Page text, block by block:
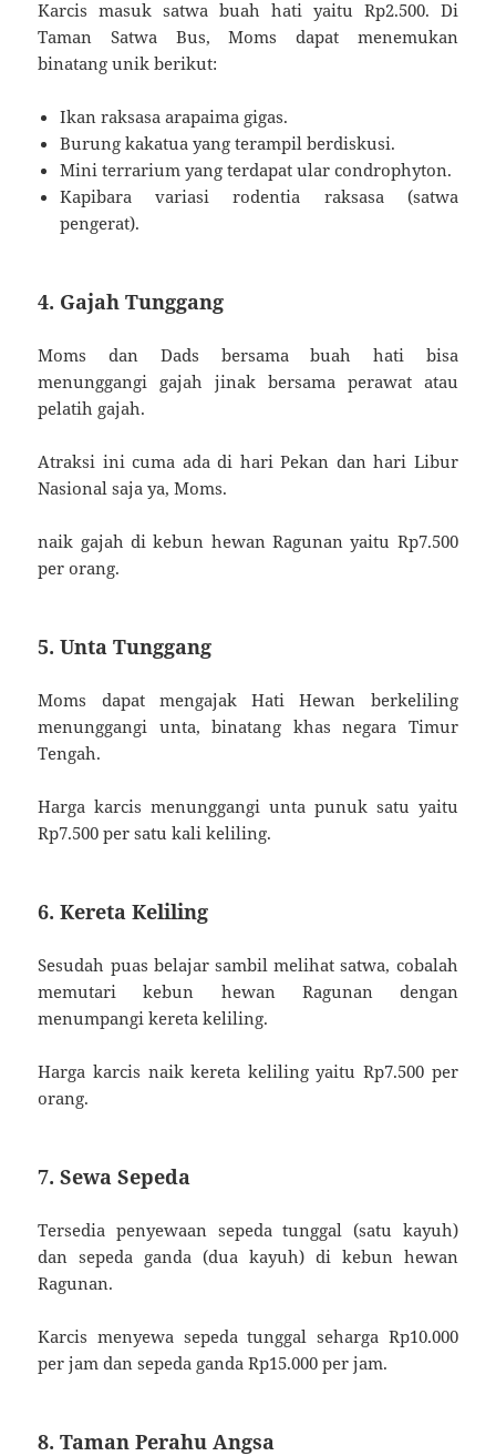
Karcis masuk satwa buah hati yaitu Rp2.500. Di
Taman Satwa Bus, Moms dapat menemukan
binatang unik berikut:
Ikan raksasa arapaima gigas.
Burung kakatua yang terampil berdiskusi.
Mini terrarium yang terdapat ular condrophyton.
Kapibara variasi rodentia raksasa (satwa
pengerat).
4. Gajah Tunggang
Moms dan Dads bersama buah hati bisa
menunggangi gajah jinak bersama perawat atau
pelatih gajah.
Atraksi ini cuma ada di hari Pekan dan hari Libur
Nasional saja ya, Moms.
naik gajah di kebun hewan Ragunan yaitu Rp7.500
per orang.
5. Unta Tunggang
Moms dapat mengajak Hati Hewan berkeliling
menunggangi unta, binatang khas negara Timur
Tengah.
Harga karcis menunggangi unta punuk satu yaitu
Rp7.500 per satu kali keliling.
6. Kereta Keliling
Sesudah puas belajar sambil melihat satwa, cobalah
memutari kebun hewan Ragunan dengan
menumpangi kereta keliling.
Harga karcis naik kereta keliling yaitu Rp7.500 per
orang.
7. Sewa Sepeda
Tersedia penyewaan sepeda tunggal (satu kayuh)
dan sepeda ganda (dua kayuh) di kebun hewan
Ragunan.
Karcis menyewa sepeda tunggal seharga Rp10.000
per jam dan sepeda ganda Rp15.000 per jam.
8. Taman Perahu Angsa